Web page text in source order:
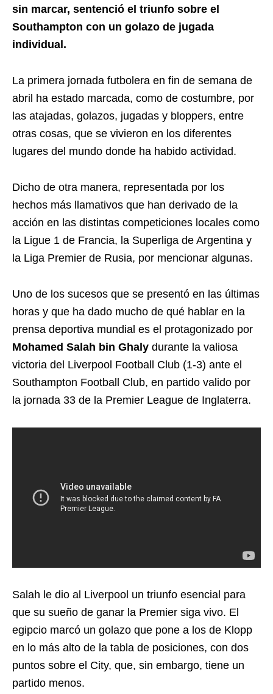
sin marcar, sentenció el triunfo sobre el
Southampton con un golazo de jugada
individual.
La primera jornada futbolera en fin de semana de
abril ha estado marcada, como de costumbre, por
las atajadas, golazos, jugadas y bloppers, entre
otras cosas, que se vivieron en los diferentes
lugares del mundo donde ha habido actividad.
Dicho de otra manera, representada por los
hechos más llamativos que han derivado de la
acción en las distintas competiciones locales como
la Ligue 1 de Francia, la Superliga de Argentina y
la Liga Premier de Rusia, por mencionar algunas.
Uno de los sucesos que se presentó en las últimas
horas y que ha dado mucho de qué hablar en la
prensa deportiva mundial es el protagonizado por
Mohamed Salah bin Ghaly durante la valiosa
victoria del Liverpool Football Club (1-3) ante el
Southampton Football Club, en partido valido por
la jornada 33 de la Premier League de Inglaterra.
Salah le dio al Liverpool un triunfo esencial para
que su sueño de ganar la Premier siga vivo. El
egipcio marcó un golazo que pone a los de Klopp
en lo más alto de la tabla de posiciones, con dos
puntos sobre el City, que, sin embargo, tiene un
partido menos.